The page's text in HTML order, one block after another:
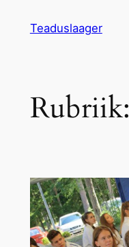
Teaduslaager
Rubriik: